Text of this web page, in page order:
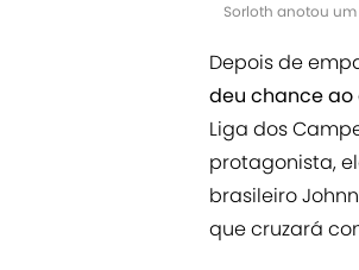
Sorloth anotou um
Depois de
deu chance ao
Liga dos
protagonista,
brasileiro
que cruzará